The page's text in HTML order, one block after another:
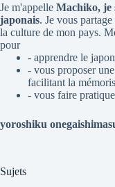
Je m'appelle Machiko, je
japonais. Je vous
la culture de mon pays.
pour
- apprendre le
- vous proposer
facilitant la
- vous faire
yoroshiku
Sujets